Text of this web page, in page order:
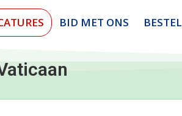
BID MET ONS BESTEL